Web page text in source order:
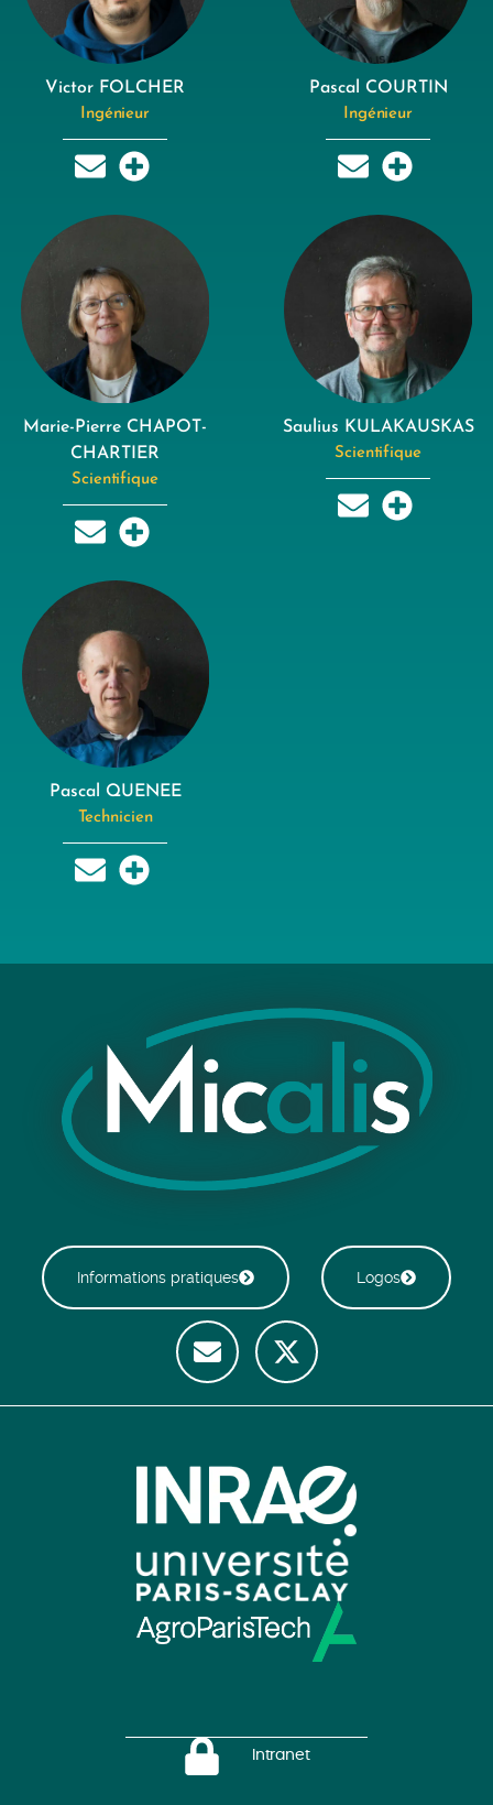
Victor FOLCHER
Ingénieur
Pascal COURTIN
Ingénieur
Marie-Pierre CHAPOT-
CHARTIER
Scientifique
Saulius KULAKAUSKAS
Scientifique
Pascal QUENEE
Technicien
Informations pratiques Logos
Intranet